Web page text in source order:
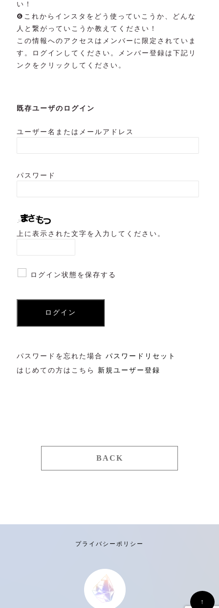
↑
い！
❻これからインスタをどう使っていこうか、どんな
人と繋がっていこうか教えてください！
この情報へのアクセスはメンバーに限定されていま
す。ログインしてください。メンバー登録は下記リ
ンクをクリックしてください。
既存ユーザのログイン
ユーザー名またはメールアドレス
パスワード
上に表示された文字を入力してください。
ログイン状態を保存する
パスワードを忘れた場合 パスワードリセット
はじめての方はこちら 新規ユーザー登録
BACK
プライバシーポリシー